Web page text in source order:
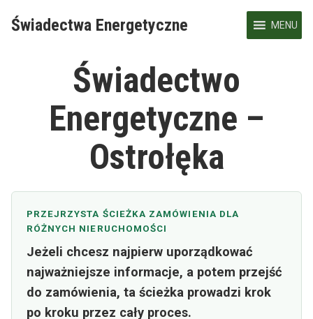
Świadectwa Energetyczne MENU
Świadectwo
Energetyczne –
Ostrołęka
PRZEJRZYSTA ŚCIEŻKA ZAMÓWIENIA DLA
RÓŻNYCH NIERUCHOMOŚCI
Jeżeli chcesz najpierw uporządkować
najważniejsze informacje, a potem przejść
do zamówienia, ta ścieżka prowadzi krok
po kroku przez cały proces.